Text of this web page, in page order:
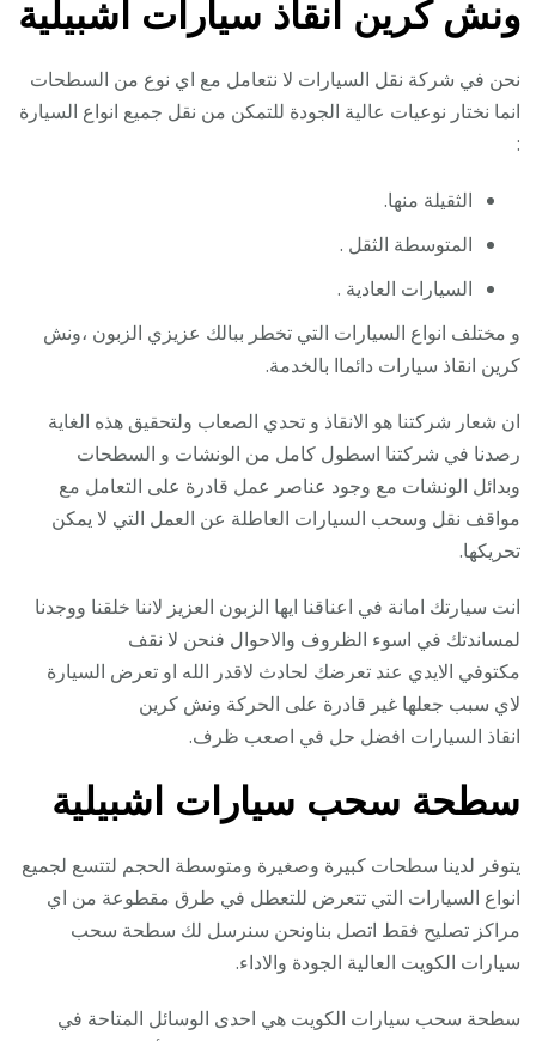
ونش كرين انقاذ سيارات اشبيلية
نحن في شركة نقل السيارات لا نتعامل مع اي نوع من السطحات
انما نختار نوعيات عالية الجودة للتمكن من نقل جميع انواع السيارة
:
الثقيلة منها.
المتوسطة الثقل .
السيارات العادية .
و مختلف انواع السيارات التي تخطر ببالك عزيزي الزبون ،ونش
كرين انقاذ سيارات دائماا بالخدمة.
ان شعار شركتنا هو الانقاذ و تحدي الصعاب ولتحقيق هذه الغاية
رصدنا في شركتنا اسطول كامل من الونشات و السطحات
وبدائل الونشات مع وجود عناصر عمل قادرة على التعامل مع
مواقف نقل وسحب السيارات العاطلة عن العمل التي لا يمكن
تحريكها.
انت سيارتك امانة في اعناقنا ايها الزبون العزيز لاننا خلقنا ووجدنا
لمساندتك في اسوء الظروف والاحوال فنحن لا نقف
مكتوفي الايدي عند تعرضك لحادث لاقدر الله او تعرض السيارة
لاي سبب جعلها غير قادرة على الحركة ونش كرين
انقاذ السيارات افضل حل في اصعب ظرف.
سطحة سحب سيارات اشبيلية
يتوفر لدينا سطحات كبيرة وصغيرة ومتوسطة الحجم لتتسع لجميع
انواع السيارات التي تتعرض للتعطل في طرق مقطوعة من اي
مراكز تصليح فقط اتصل بناونحن سنرسل لك سطحة سحب
سيارات الكويت العالية الجودة والاداء.
سطحة سحب سيارات الكويت هي احدى الوسائل المتاحة في